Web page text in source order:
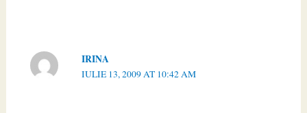
IRINA
IULIE 13, 2009 AT 10:42 AM